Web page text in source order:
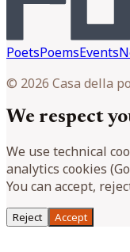
PoetsPoemsEvents
© 2026 Casa della
We respect
We use technical
analytics cookies
You can accept,
Reject Accept